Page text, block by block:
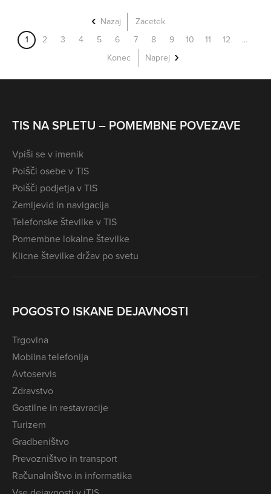
Nazaj
Zacetek
1
2 3 4 5 6 7 8 9 10 11 12
...
Konec
Naprej
TIS NA SPLETU – POMEMBNE POVEZAVE
Vpiši se v imenik
Poišči osebe v TIS
Poišči podjetja v TIS
Zemljevid in navigacija
Telefonske številke v TIS
Pomembne lokalne številke
Klicne številke držav po svetu
POGOSTO ISKANE DEJAVNOSTI
Trgovina
Mobilna telefonija
Avtoservis
Zdravstvo
Gostilne in restavracije
Turizem
Gradbeništvo
Prevozništvo in transport
Računalništvo in informatika